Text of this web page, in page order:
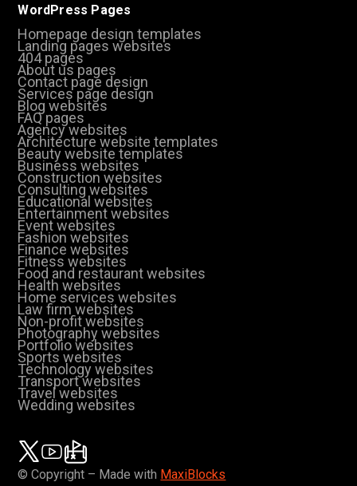
WordPress Pages
Homepage design templates
Landing pages websites
404 pages
About us pages
Contact page design
Services page design
Blog websites
FAQ pages
Agency websites
Architecture website templates
Beauty website templates
Business websites
Construction websites
Consulting websites
Educational websites
Entertainment websites
Event websites
Fashion websites
Finance websites
Fitness websites
Food and restaurant websites
Health websites
Home services websites
Law firm websites
Non-profit websites
Photography websites
Portfolio websites
Sports websites
Technology websites
Transport websites
Travel websites
Wedding websites
© Copyright – Made with MaxiBlocks